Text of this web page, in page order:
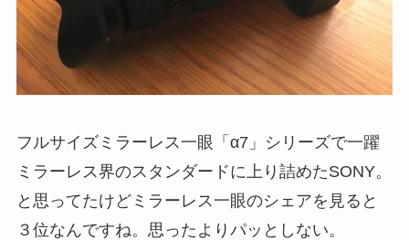
フルサイズミラーレス一眼「α7」シリーズで一躍
ミラーレス界のスタンダードに上り詰めたSONY。
と思ってたけどミラーレス一眼のシェアを見ると
３位なんですね。思ったよりパッとしない。